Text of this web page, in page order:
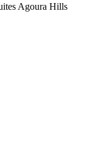
Agoura Hills